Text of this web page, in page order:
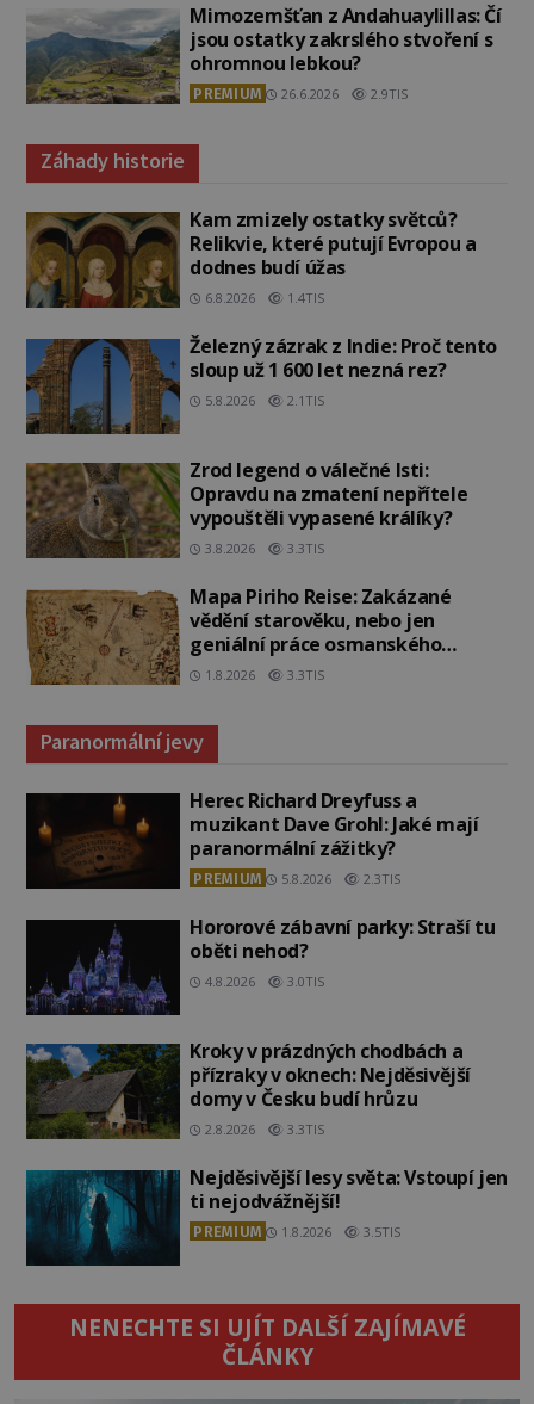
Mimozemšťan z Andahuaylillas: Čí
jsou ostatky zakrslého stvoření s
ohromnou lebkou?
PREMIUM 26.6.2026 2.9TIS
Záhady historie
Kam zmizely ostatky světců?
Relikvie, které putují Evropou a
dodnes budí úžas
6.8.2026 1.4TIS
Železný zázrak z Indie: Proč tento
sloup už 1 600 let nezná rez?
5.8.2026 2.1TIS
Zrod legend o válečné lsti:
Opravdu na zmatení nepřítele
vypouštěli vypasené králíky?
3.8.2026 3.3TIS
Mapa Piriho Reise: Zakázané
vědění starověku, nebo jen
geniální práce osmanského
admirála?
1.8.2026 3.3TIS
Paranormální jevy
Herec Richard Dreyfuss a
muzikant Dave Grohl: Jaké mají
paranormální zážitky?
PREMIUM 5.8.2026 2.3TIS
Hororové zábavní parky: Straší tu
oběti nehod?
4.8.2026 3.0TIS
Kroky v prázdných chodbách a
přízraky v oknech: Nejděsivější
domy v Česku budí hrůzu
2.8.2026 3.3TIS
Nejděsivější lesy světa: Vstoupí jen
ti nejodvážnější!
PREMIUM 1.8.2026 3.5TIS
NENECHTE SI UJÍT DALŠÍ ZAJÍMAVÉ
ČLÁNKY